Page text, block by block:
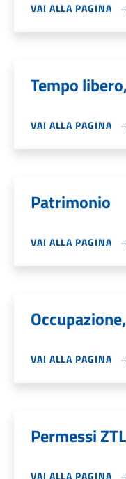
VAI ALLA PAGINA
Tempo
VAI ALLA PAGINA
Patrimonio
VAI ALLA PAGINA
VAI ALLA PAGINA
Permessi
VAI ALLA PAGINA